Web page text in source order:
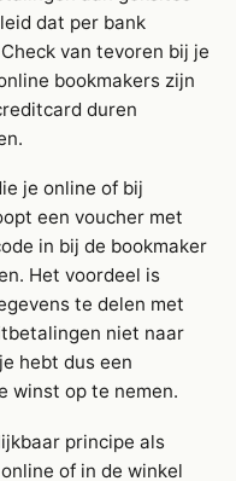
dat per bank
van tevoren bij je
bookmakers zijn
duren
je online of bij
een voucher met
in bij de bookmaker
Het voordeel is
te delen met
niet naar
hebt dus een
winst op te nemen.
principe als
of in de winkel